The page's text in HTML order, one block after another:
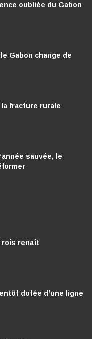
oubliée du Gabon
Gabon change de
fracture rurale
sauvée, le
rois renaît
dotée d’une ligne